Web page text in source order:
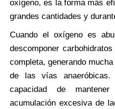
oxígeno, es la forma más
grandes cantidades y
Cuando el oxígeno es
descomponer
completa, generando
de las vías
capacidad de
acumulación excesiva de